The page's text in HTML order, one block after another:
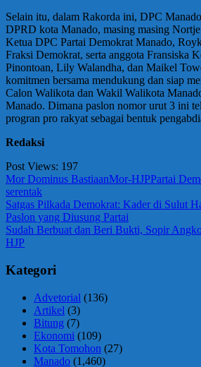
Selain itu, dalam Rakorda ini, DPC
DPRD kota Manado, masing masing
Ketua DPC Partai Demokrat Manado,
Fraksi Demokrat, serta anggota Fransiska
Pinontoan, Lily Walandha, dan Maikel
komitmen bersama mendukung dan siap
Calon Walikota dan Wakil Walikota
Manado. Dimana paslon nomor urut 3 ini
progran pro rakyat sebagai bentuk
Redaksi
Post Views: 197
Mor Dominus BastiaanMor-HJPPartai
serentak
Navigasi
pos
Previous
Post:
Satgas Pilkada Demokrat: Kader di Sulut
Paslon yang Diusung Partai
Next
Post:
Sudah Berbuat dan Beri Bukti, Sopir
HJP
Kategori
Advetorial (136)
Artikel (3)
Bitung (7)
Ekonomi (109)
Kota Tomohon (27)
Manado (1,460)